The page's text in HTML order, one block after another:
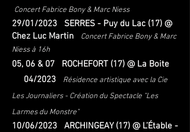
Concert Fabrice Bony & Marc Niess
29/01/2023 SERRES - Puy du Lac (17) @
Chez Luc Martin
Concert Fabrice Bony & Marc
Niess à 16h
05, 06 & 07 ROCHEFORT (17) @ La Boite
04/2023
Résidence artistique avec la Cie
Les Journaliers - Création du Spectacle "Les
Larmes du Monstre"
10/06/2023 ARCHINGEAY (17) @ L’Étable -